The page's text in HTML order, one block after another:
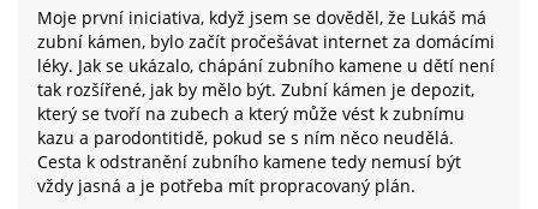
Moje první iniciativa, když jsem se dověděl, že Lukáš má
zubní kámen, bylo začít pročešávat internet za domácími
léky. Jak se ukázalo, chápání zubního kamene u dětí není
tak rozšířené, jak by mělo být. Zubní kámen je depozit,
který se tvoří na zubech a který může vést k zubnímu
kazu a parodontitidě, pokud se s ním něco neudělá.
Cesta k odstranění zubního kamene tedy nemusí být
vždy jasná a je potřeba mít propracovaný plán.